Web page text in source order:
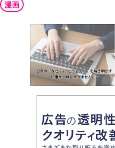
漫画